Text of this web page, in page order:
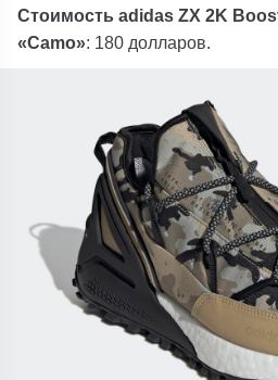
Стоимость adidas ZX 2K
«Camo»: 180 долларов.